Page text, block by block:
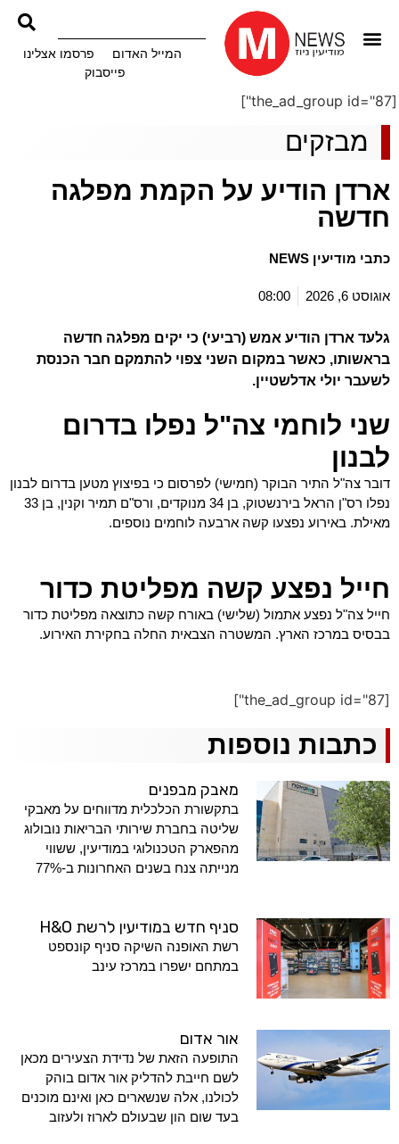
המייל האדום
פרסמו אצלינו
פייסבוק
[the_ad_group id="87"]
מבזקים
ארדן הודיע על הקמת מפלגה
חדשה
כתבי מודיעין NEWS
אוגוסט 6, 2026 08:00
גלעד ארדן הודיע אמש (רביעי) כי יקים מפלגה חדשה
בראשותו, כאשר במקום השני צפוי להתמקם חבר הכנסת
לשעבר יולי אדלשטיין.
שני לוחמי צה"ל נפלו בדרום
לבנון
דובר צה"ל התיר הבוקר (חמישי) לפרסום כי בפיצוץ מטען בדרום לבנון
נפלו רס"ן הראל בירנשטוק, בן 34 מנוקדים, ורס"ם תמיר וקנין, בן 33
מאילת. באירוע נפצעו קשה ארבעה לוחמים נוספים.
חייל נפצע קשה מפליטת כדור
חייל צה"ל נפצע אתמול (שלישי) באורח קשה כתוצאה מפליטת כדור
בבסיס במרכז הארץ. המשטרה הצבאית החלה בחקירת האירוע.
[the_ad_group id="87"]
כתבות נוספות
מאבק מבפנים
בתקשורת הכלכלית מדווחים על מאבקי
שליטה בחברת שירותי הבריאות נובולוג
מהפארק הטכנולוגי במודיעין, ששווי
מנייתה צנח בשנים האחרונות ב-77%
סניף חדש במודיעין לרשת H&O
רשת האופנה השיקה סניף קונספט
במתחם ישפרו במרכז עינב
אור אדום
התופעה הזאת של נדידת הצעירים מכאן
לשם חייבת להדליק אור אדום בוהק
לכולנו, אלה שנשארים כאן ואינם מוכנים
בעד שום הון שבעולם לארוז ולעזוב